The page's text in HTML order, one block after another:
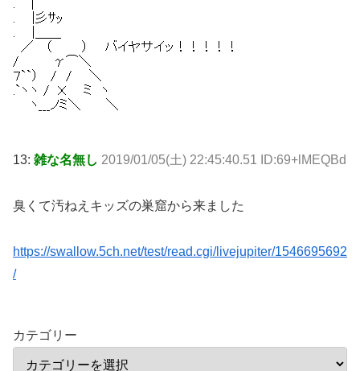
13: 雑な名無し 2019/01/05(土) 22:45:40.51 ID:69+lMEQBd
臭くて汚ねえキッズの巣窟から来ました
https://swallow.5ch.net/test/read.cgi/livejupiter/1546695692
/
カテゴリー